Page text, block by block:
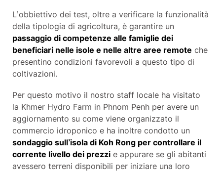
L’obbiettivo dei test, oltre a verificare la funzionalità
della tipologia di agricoltura, è garantire un
passaggio di competenze alle famiglie dei
beneficiari nelle isole e nelle altre aree remote che
presentino condizioni favorevoli a questo tipo di
coltivazioni.
Per questo motivo il nostro staff locale ha visitato
la Khmer Hydro Farm in Phnom Penh per avere un
aggiornamento su come viene organizzato il
commercio idroponico e ha inoltre condotto un
sondaggio sull’isola di Koh Rong per controllare il
corrente livello dei prezzie appurare se gli abitanti
avessero terreni disponibili per iniziare una loro